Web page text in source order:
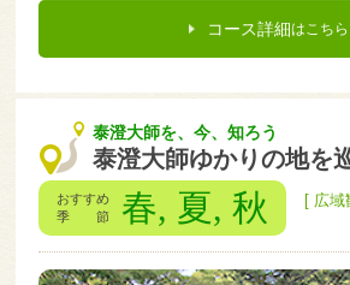
コース詳細はこちら
泰澄大師を、今、知ろう
泰澄大師ゆかりの地を
おすすめ
季 節
春, 夏, 秋 [ 広域